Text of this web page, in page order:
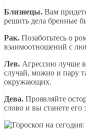
Близнецы. Вам
решить дела бренные
Рак. Позаботьтесь о
взаимоотношений с
Лев. Агрессию лучше
случай, можно и пару
окружающих.
Дева. Проявляйте
слово и вы станете его